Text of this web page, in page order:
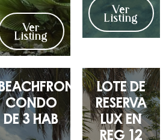
Ver
Listing
Ver
Listing
BEACHFRONT
CONDO
DE 3 HAB
LOTE DE
RESERVA
LUX EN
REG 12